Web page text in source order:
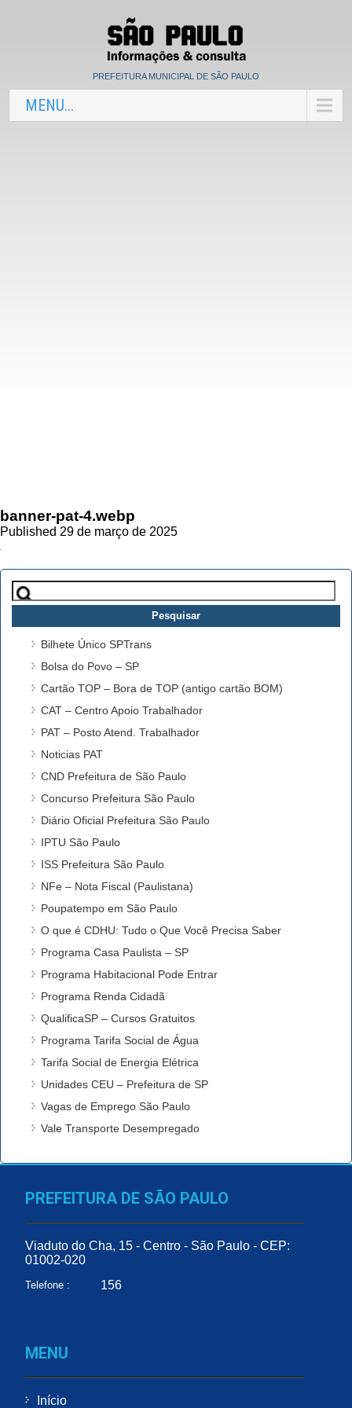
PREFEITURA MUNICIPAL DE SÃO PAULO
MENU...
banner-pat-4.webp
Published 29 de março de 2025
Pesquisar
por:
Bilhete Único SPTrans
Bolsa do Povo – SP
Cartão TOP – Bora de TOP (antigo cartão BOM)
CAT – Centro Apoio Trabalhador
PAT – Posto Atend. Trabalhador
Noticias PAT
CND Prefeitura de São Paulo
Concurso Prefeitura São Paulo
Diário Oficial Prefeitura São Paulo
IPTU São Paulo
ISS Prefeitura São Paulo
NFe – Nota Fiscal (Paulistana)
Poupatempo em São Paulo
O que é CDHU: Tudo o Que Você Precisa Saber
Programa Casa Paulista – SP
Programa Habitacional Pode Entrar
Programa Renda Cidadã
QualificaSP – Cursos Gratuitos
Programa Tarifa Social de Água
Tarifa Social de Energia Elétrica
Unidades CEU – Prefeitura de SP
Vagas de Emprego São Paulo
Vale Transporte Desempregado
PREFEITURA DE SÃO PAULO
Viaduto do Cha, 15 - Centro - São Paulo - CEP:
01002-020
Telefone : 156
MENU
Início